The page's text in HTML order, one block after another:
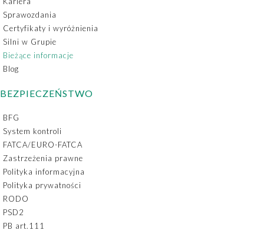
Sprawozdania
Certyfikaty i wyróżnienia
Silni w Grupie
Bieżące informacje
Blog
BEZPIECZEŃSTWO
BFG
System kontroli
FATCA/EURO-FATCA
Zastrzeżenia prawne
Polityka informacyjna
Polityka prywatności
RODO
PSD2
PB art.111